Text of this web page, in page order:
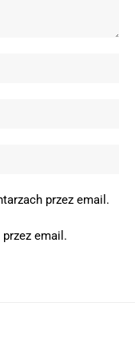
przez email.
email.